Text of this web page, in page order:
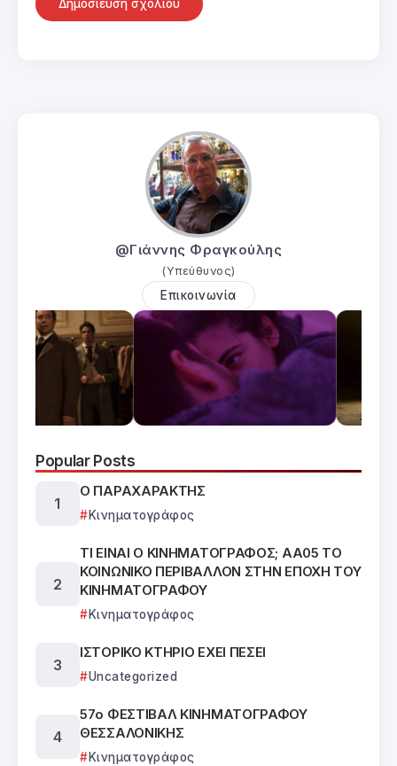
@Γιάννης Φραγκούλης
(Υπεύθυνος)
Επικοινωνία
Popular Posts
Ο ΠΑΡΑΧΑΡΑΚΤΗΣ
Κινηματογράφος
ΤΙ ΕΙΝΑΙ Ο ΚΙΝΗΜΑΤΟΓΡΑΦΟΣ; ΑΑ05 ΤΟ
ΚΟΙΝΩΝΙΚΟ ΠΕΡΙΒΑΛΛΟΝ ΣΤΗΝ ΕΠΟΧΗ ΤΟΥ
ΚΙΝΗΜΑΤΟΓΡΑΦΟΥ
Κινηματογράφος
ΙΣΤΟΡΙΚΟ ΚΤΗΡΙΟ ΕΧΕΙ ΠΕΣΕΙ
Uncategorized
57ο ΦΕΣΤΙΒΑΛ ΚΙΝΗΜΑΤΟΓΡΑΦΟΥ
ΘΕΣΣΑΛΟΝΙΚΗΣ
Κινηματογράφος